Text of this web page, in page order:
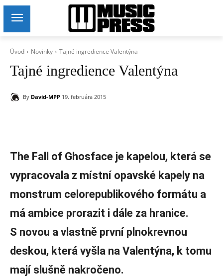
Úvod Novinky Tajné ingredience Valentýna
Tajné ingredience Valentýna
By David-MPP 19. februára 2015
The Fall of Ghosface je kapelou, která se
vypracovala z místní opavské kapely na
monstrum celorepublikového formátu a
má ambice prorazit i dále za hranice.
S novou a vlastně první plnokrevnou
deskou, která vyšla na Valentýna, k tomu
mají slušně nakročeno.